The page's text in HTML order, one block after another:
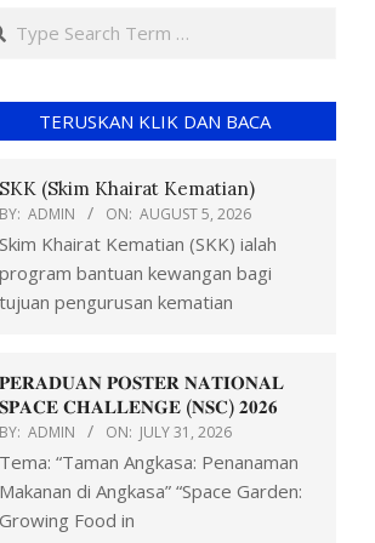
TERUSKAN KLIK DAN BACA
SKK (Skim Khairat Kematian)
BY: ADMIN ON: AUGUST 5, 2026
Skim Khairat Kematian (SKK) ialah
program bantuan kewangan bagi
tujuan pengurusan kematian
𝐏𝐄𝐑𝐀𝐃𝐔𝐀𝐍 𝐏𝐎𝐒𝐓𝐄𝐑 𝐍𝐀𝐓𝐈𝐎𝐍𝐀𝐋
𝐒𝐏𝐀𝐂𝐄 𝐂𝐇𝐀𝐋𝐋𝐄𝐍𝐆𝐄 (𝐍𝐒𝐂) 𝟐𝟎𝟐𝟔
BY: ADMIN ON: JULY 31, 2026
Tema: “Taman Angkasa: Penanaman
Makanan di Angkasa” “Space Garden:
Growing Food in